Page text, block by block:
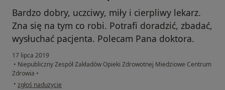
Bardzo dobry, uczciwy, miły i cierpliwy lekarz.
Zna się na tym co robi. Potrafi doradzić, zbadać,
wysłuchać pacjenta. Polecam Pana doktora.
17 lipca 2019
• Niepubliczny Zespół Zakładów Opieki Zdrowotnej Miedziowe Centrum
Zdrowia •
• w opinii użytkownika Konto zostało usunięte
zgłoś nadużycie